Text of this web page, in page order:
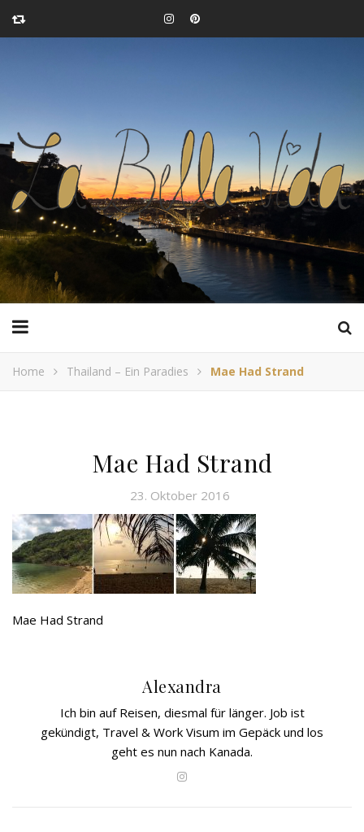
Home Thailand – Ein Paradies Mae Had Strand
Mae Had Strand
23. Oktober 2016
Mae Had Strand
Alexandra
Ich bin auf Reisen, diesmal für länger. Job ist
gekündigt, Travel & Work Visum im Gepäck und los
geht es nun nach Kanada.